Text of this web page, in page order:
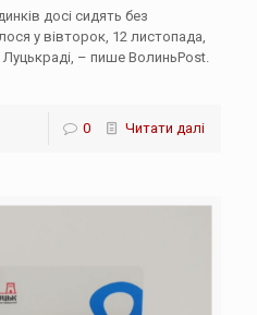
досі сидять без
у вівторок, 12 листопада,
Луцькраді, – пише ВолиньPost.
0 Читати далі